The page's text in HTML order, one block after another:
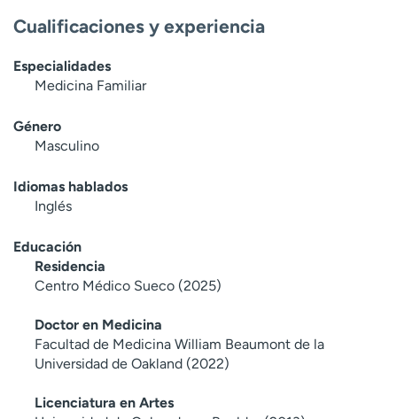
Cualificaciones y experiencia
Especialidades
Medicina Familiar
Género
Masculino
Idiomas hablados
Inglés
Educación
Residencia
Centro Médico Sueco (2025)
Doctor en Medicina
Facultad de Medicina William Beaumont de la
Universidad de Oakland (2022)
Licenciatura en Artes